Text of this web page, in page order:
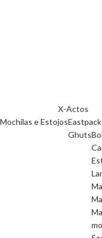
X-Actos
Mochilas e EstojosEastpack
Ghuts